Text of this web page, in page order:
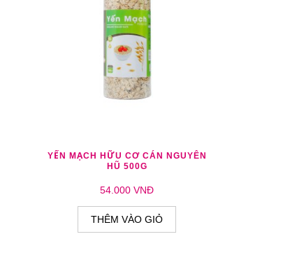
THÊM YÊU THÍCH THÊM SO SÁNH
YẾN MẠCH HỮU CƠ CÁN NGUYÊN
HŨ 500G
54.000 VNĐ
THÊM VÀO GIỎ